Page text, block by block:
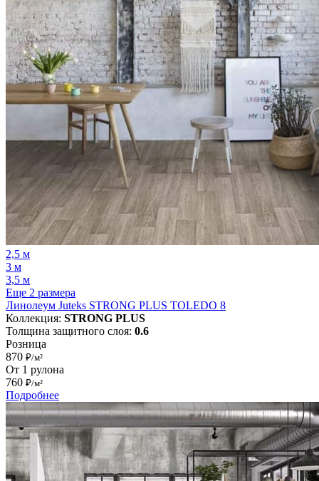
2,5 м
3 м
3,5 м
Еще 2 размера
Линолеум Juteks STRONG PLUS TOLEDO 8
Коллекция: STRONG PLUS
Толщина защитного слоя: 0.6
Розница
870 ₽/м²
От 1 рулона
760 ₽/м²
Подробнее